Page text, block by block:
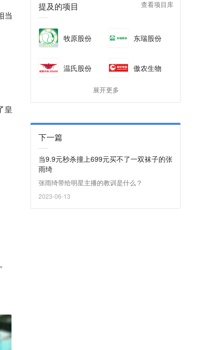
当
皇
提及的项目 查看项目库
牧原股份 东瑞股份
温氏股份 傲农生物
展开更多
下一篇
当9.9元秒杀撞上699元买不了一双袜子的张
雨绮
张雨绮带给明星主播的教训是什么？
2023-06-13